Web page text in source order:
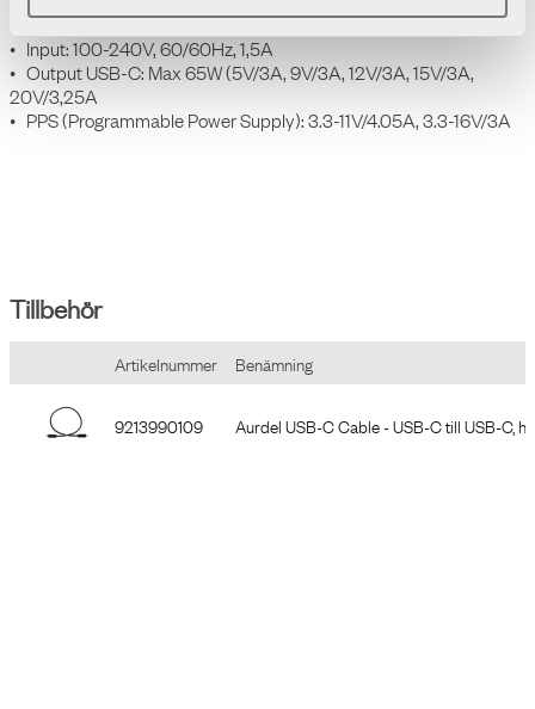
• Gränsnitt: 1x USB-C, europlug, väggkontakt
• Input: 100-240V, 60/60Hz, 1,5A
• Output USB-C: Max 65W (5V/3A, 9V/3A, 12V/3A, 15V/3A,
20V/3,25A
• PPS (Programmable Power Supply): 3.3-11V/4.05A, 3.3-16V/3A
Tillbehör
Artikelnummer Benämning
9213990109 Aurdel USB-C Cable - USB-C till USB-C,